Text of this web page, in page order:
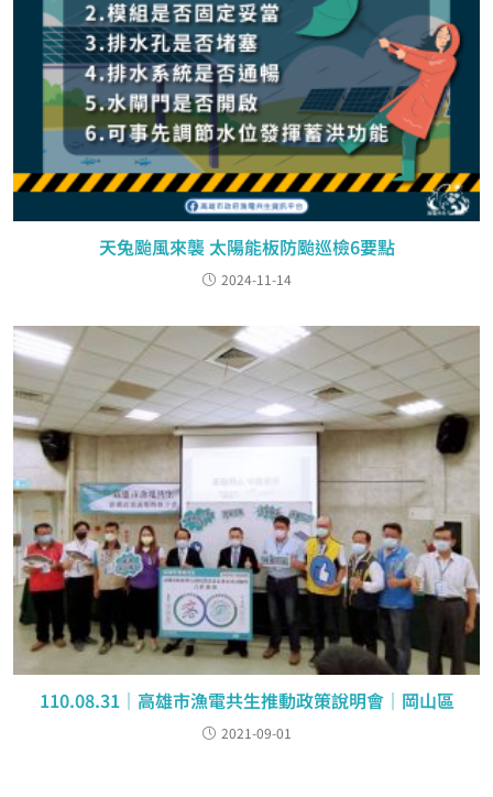
天兔颱風來襲 太陽能板防颱巡檢6要點
2024-11-14
110.08.31｜高雄市漁電共生推動政策說明會｜岡山區
2021-09-01